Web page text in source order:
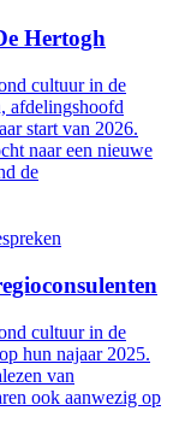
Hertogh
cultuur in de
afdelingshoofd
start van 2026.
naar een nieuwe
de
cultuur in de
hun najaar 2025.
van
ook aanwezig op